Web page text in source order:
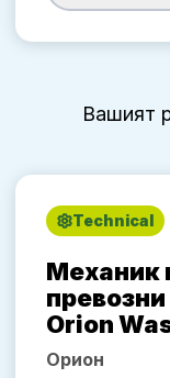
Вашият
Technical
Механик
Orion
Орион